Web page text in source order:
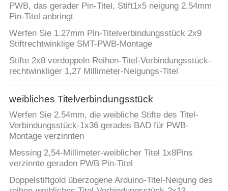
PWB, das gerader Pin-Titel, Stift1x5 neigung 2.54mm
Pin-Titel anbringt
Werfen Sie 1.27mm Pin-Titelverbindungsstück 2x9
Stiftrechtwinklige SMT-PWB-Montage
Stifte 2x8 verdoppeln Reihen-Titel-Verbindungsstück-
rechtwinkliger 1,27 Millimeter-Neigungs-Titel
weibliches Titelverbindungsstück
Werfen Sie 2.54mm, die weibliche Stifte des Titel-
Verbindungsstück-1x36 gerades BAD für PWB-
Montage verzinnten
Messing 2,54-Millimeter-weiblicher Titel 1x8Pins
verzinnte geraden PWB Pin-Titel
Doppelstiftgold überzogene Arduino-Titel-Neigung des